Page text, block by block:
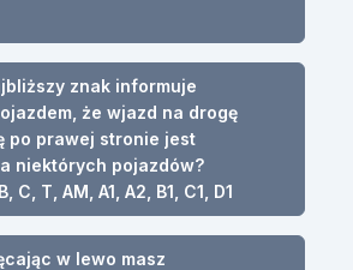
znak informuje
że wjazd na drogę
po prawej stronie jest
niektórych pojazdów?
C, T, AM, A1, A2, B1, C1, D1
w lewo masz